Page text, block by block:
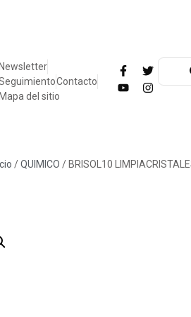
Contacto
del sitio
/QUIMICO / BRISOL10